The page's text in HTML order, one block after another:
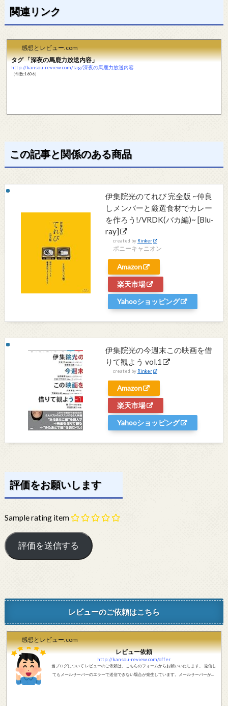
関連リンク
感想とレビュー.com
タグ 「深夜の馬鹿力放送内容」
http://kansou-review.com/tag/深夜の馬鹿力放送内容
（件数:1606）
この記事と関係のある商品
伊集院光のてれび 完全版 ~仲良
しメンバーと厳選食材でカレー
を作ろう!/VRDK(バカ編)~ [Blu-
ray]
created by Rinker
ポニーキャニオン
Amazon
楽天市場
Yahooショッピング
伊集院光の今週末この映画を借
りて観よう vol.1
created by Rinker
Amazon
楽天市場
Yahooショッピング
評価をお願いします
Sample rating item
レビューのご依頼はこちら
感想とレビュー.com
レビュー依頼
http://kansou-review.com/offer
当ブログについて レビューのご依頼は、こちらのフォームからお願いいたします。 返信し
てもメールサーバーのエラーで送信できない場合が発生しています。メールサーバーが正